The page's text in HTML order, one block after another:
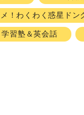
！わくわく惑星ドン
習塾＆英会話